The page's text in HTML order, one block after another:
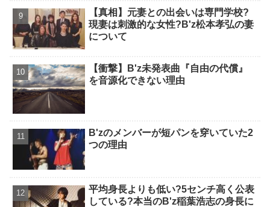
【真相】元妻との出会いは専門学校?
現妻は刺激的な女性?B'z松本孝弘の妻
について
【衝撃】B'z未発表曲『自由の代償』
を音源化できない理由
B'zのメンバーが短パンを穿いていた2
つの理由
平均身長よりも低い?5センチ高く公表
している?本当のB'z稲葉浩志の身長に